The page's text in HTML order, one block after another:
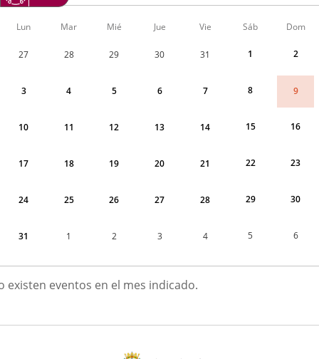
Calendario
Plenarias
agosto
Lun Mar Mié Jue Vie Sáb Dom
27 28 29 30 31 1 2
3 4 5 6 7 8 9
10 11 12 13 14 15 16
17 18 19 20 21 22 23
24 25 26 27 28 29 30
31 1 2 3 4 5 6
existen eventos en el mes indicado.